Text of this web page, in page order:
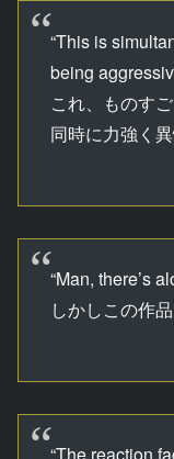
“This is
being
これ、ものす
同時に力強く
“Man, there’s
しかしこの作